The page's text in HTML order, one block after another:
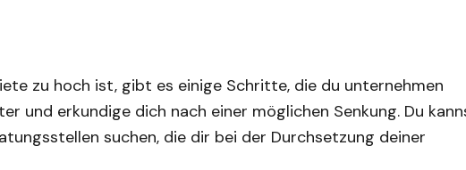
zu hoch ist, gibt es einige Schritte, die du unternehmen
und erkundige dich nach einer möglichen Senkung. Du
suchen, die dir bei der Durchsetzung deiner